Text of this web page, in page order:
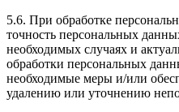
5.6. При обработке
точность персональных
необходимых случаях и
обработки персональных
необходимые меры и/или
удалению или уточнению